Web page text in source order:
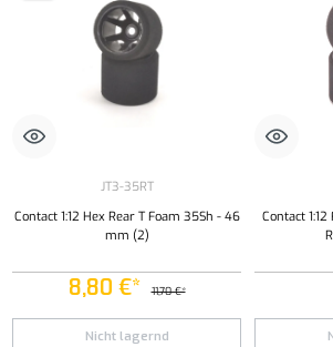
JT3-35RT
Contact 1:12 Hex Rear T Foam 35Sh - 46
mm (2)
8,80 €* 11,70 €*
Nicht lagernd
Contact